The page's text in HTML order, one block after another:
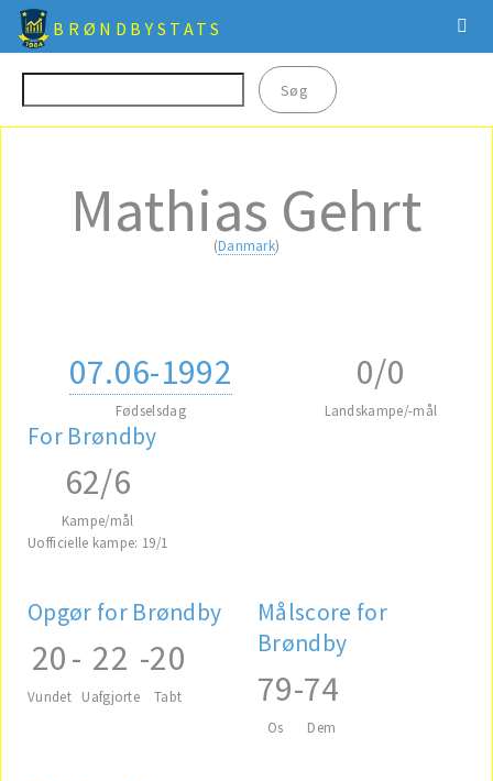
BRØNDBYSTATS
Mathias Gehrt
(Danmark)
07.06-1992
Fødselsdag
0/0
Landskampe/-mål
For Brøndby
62/6
Kampe/mål
Uofficielle kampe: 19/1
Opgør for Brøndby
20
Vundet
- 22
Uafgjorte
-20
Tabt
Målscore for
Brøndby
79
Os
-74
Dem